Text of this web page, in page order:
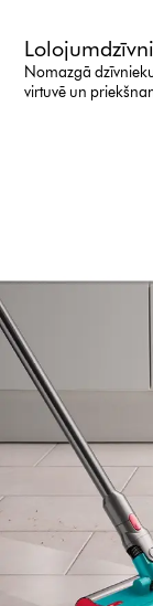
Nomazgā
virtuvē un